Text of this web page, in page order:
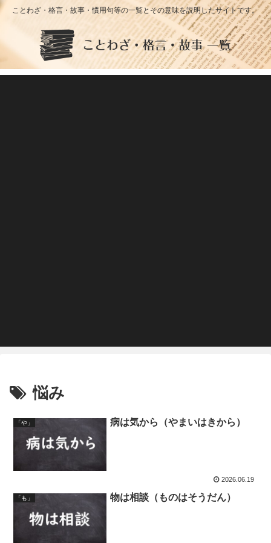
ことわざ・格言・故事・慣用句等の一覧とその意味を説明したサイトです。
悩み
「や」 病は気から（やまいはきから）
2026.06.19
「も」 物は相談（ものはそうだん）